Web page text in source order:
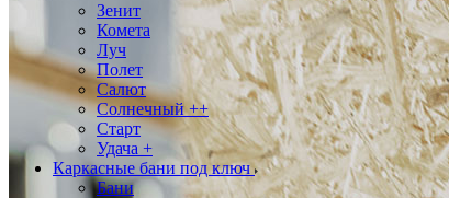
Зенит
Комета
Луч
Полет
Салют
Солнечный ++
Старт
Удача +
Каркасные бани под ключ
Бани